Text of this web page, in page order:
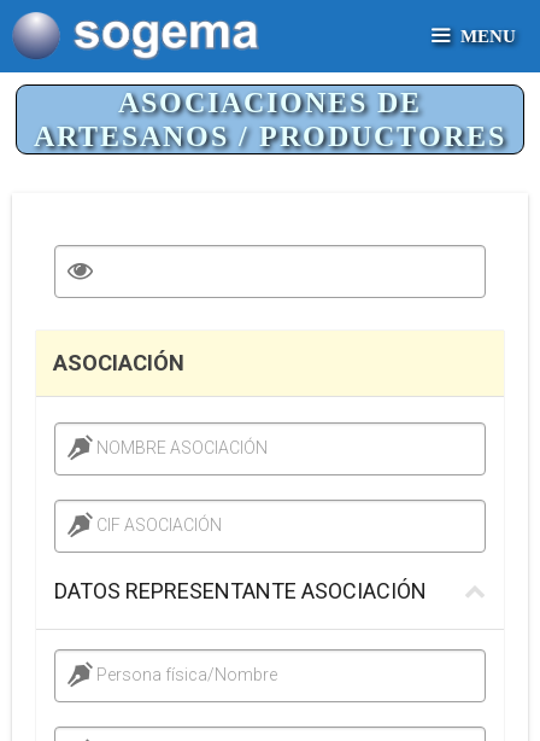
Saltar
contenido
MENU
ASOCIACIONES DE
ARTESANOS / PRODUCTORES
ASOCIACIÓN
NOMBRE ASOCIACIÓN
CIF ASOCIACIÓN
DATOS REPRESENTANTE ASOCIACIÓN
Persona física/Nombre